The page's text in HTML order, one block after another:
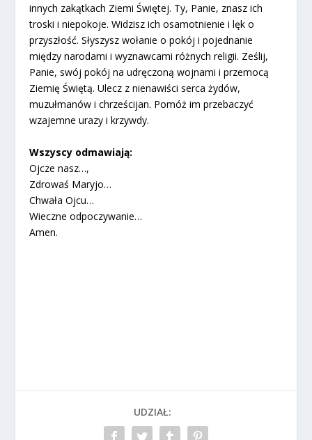
innych zakątkach Ziemi Świętej. Ty, Panie, znasz ich
troski i niepokoje. Widzisz ich osamotnienie i lęk o
przyszłość. Słyszysz wołanie o pokój i pojednanie
między narodami i wyznawcami różnych religii. Ześlij,
Panie, swój pokój na udręczoną wojnami i przemocą
Ziemię Świętą. Ulecz z nienawiści serca żydów,
muzułmanów i chrześcijan. Pomóż im przebaczyć
wzajemne urazy i krzywdy.
Wszyscy odmawiają:
Ojcze nasz…,
Zdrowaś Maryjo…
Chwała Ojcu…
Wieczne odpoczywanie…
Amen.
UDZIAŁ: